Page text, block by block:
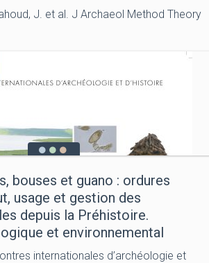
J. et al. J Archaeol Method Theory
bouses et guano : ordures
usage et gestion des
depuis la Préhistoire.
et environnemental
internationales d’archéologie et